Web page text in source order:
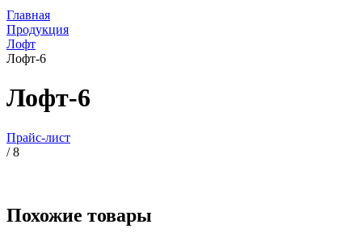
Главная
Продукция
Лофт
Лофт-6
Лофт-6
Прайс-лист
/ 8
Похожие товары